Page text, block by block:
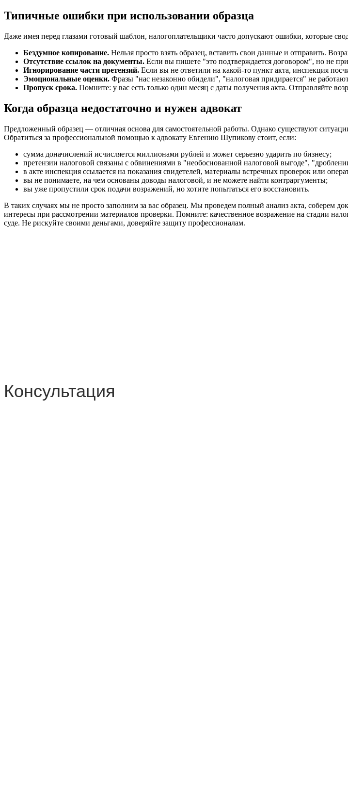
Типичные ошибки при использовании образца
Даже имея перед глазами готовый шаблон, налогоплательщики часто допускают ошибки, которые
Бездумное копирование. Нельзя просто взять образец, вставить свои данные и отправить.
Отсутствие ссылок на документы. Если вы пишете "это подтверждается договором", но не
Игнорирование части претензий. Если вы не ответили на какой-то пункт акта, инспекция
Эмоциональные оценки. Фразы "нас незаконно обидели", "налоговая придирается" не
Пропуск срока. Помните: у вас есть только один месяц с даты получения акта. Отправляйте
Когда образца недостаточно и нужен адвокат
Предложенный образец — отличная основа для самостоятельной работы. Однако существуют
Обратиться за профессиональной помощью к адвокату Евгению Шупикову стоит, если:
сумма доначислений исчисляется миллионами рублей и может серьезно ударить по бизнесу;
претензии налоговой связаны с обвинениями в "необоснованной налоговой выгоде",
в акте инспекция ссылается на показания свидетелей, материалы встречных проверок или
вы не понимаете, на чем основаны доводы налоговой, и не можете найти контраргументы;
вы уже пропустили срок подачи возражений, но хотите попытаться его восстановить.
В таких случаях мы не просто заполним за вас образец. Мы проведем полный анализ акта, соберем
интересы при рассмотрении материалов проверки. Помните: качественное возражение на стадии
суде. Не рискуйте своими деньгами, доверяйте защиту профессионалам.
Консультация